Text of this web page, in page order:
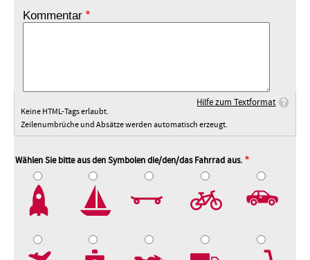
Kommentar
Hilfe zum Textformat
Keine HTML-Tags erlaubt.
Zeilenumbrüche und Absätze werden automatisch erzeugt.
Wählen Sie bitte aus den Symbolen die/den/das Fahrrad aus.